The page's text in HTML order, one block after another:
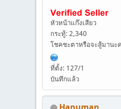
หัวหน้าแก๊งเสียว
กระทู้: 2,340
โชคชะตาหรือจะสู้มานะ
ที่ตั้ง: 127/1
บันทึกแล้ว